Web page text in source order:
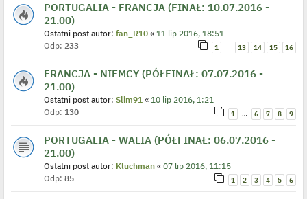
PORTUGALIA - FRANCJA (FINAŁ: 10.07.2016 -
21.00)
Ostatni post autor: fan_R10 « 11 lip 2016, 18:51
Odp: 233 1 … 13 14 15 16
FRANCJA - NIEMCY (PÓŁFINAŁ: 07.07.2016 -
21.00)
Ostatni post autor: Slim91 « 10 lip 2016, 1:21
Odp: 130 1 … 6 7 8 9
PORTUGALIA - WALIA (PÓŁFINAŁ: 06.07.2016 -
21.00)
Ostatni post autor: Kluchman « 07 lip 2016, 11:15
Odp: 85 1 2 3 4 5 6